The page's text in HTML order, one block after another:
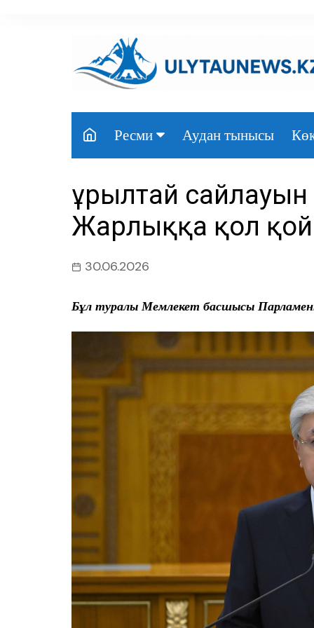
Ресми
Үкімет
Парламент
Облыс әкімдігі
Аудан тынысы
Құрылтай сайлауын
Жарлыққа қол
30.06.2026
Бұл туралы Мемлекет басшысы